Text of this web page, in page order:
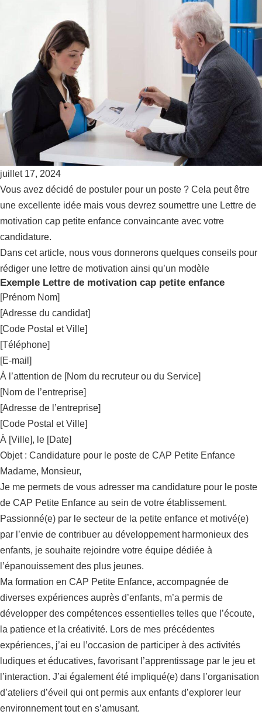
juillet 17, 2024
Vous avez décidé de postuler pour un poste ? Cela peut être
une excellente idée mais vous devrez soumettre une Lettre de
motivation cap petite enfance convaincante avec votre
candidature.
Dans cet article, nous vous donnerons quelques conseils pour
rédiger une lettre de motivation ainsi qu’un modèle
Exemple Lettre de motivation cap petite enfance
[Prénom Nom]
[Adresse du candidat]
[Code Postal et Ville]
[Téléphone]
[E-mail]
À l’attention de [Nom du recruteur ou du Service]
[Nom de l’entreprise]
[Adresse de l’entreprise]
[Code Postal et Ville]
À [Ville], le [Date]
Objet : Candidature pour le poste de CAP Petite Enfance
Madame, Monsieur,
Je me permets de vous adresser ma candidature pour le poste
de CAP Petite Enfance au sein de votre établissement.
Passionné(e) par le secteur de la petite enfance et motivé(e)
par l’envie de contribuer au développement harmonieux des
enfants, je souhaite rejoindre votre équipe dédiée à
l’épanouissement des plus jeunes.
Ma formation en CAP Petite Enfance, accompagnée de
diverses expériences auprès d’enfants, m’a permis de
développer des compétences essentielles telles que l’écoute,
la patience et la créativité. Lors de mes précédentes
expériences, j’ai eu l’occasion de participer à des activités
ludiques et éducatives, favorisant l’apprentissage par le jeu et
l’interaction. J’ai également été impliqué(e) dans l’organisation
d’ateliers d’éveil qui ont permis aux enfants d’explorer leur
environnement tout en s’amusant.